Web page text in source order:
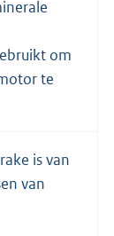
om
te
is van
van